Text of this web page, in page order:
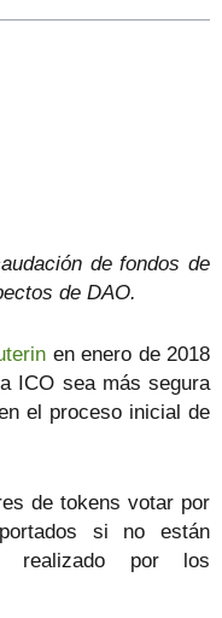
de fondos de
de DAO.
en enero de 2018
ICO sea más segura
el proceso inicial de
de tokens votar por
si no están
realizado por los